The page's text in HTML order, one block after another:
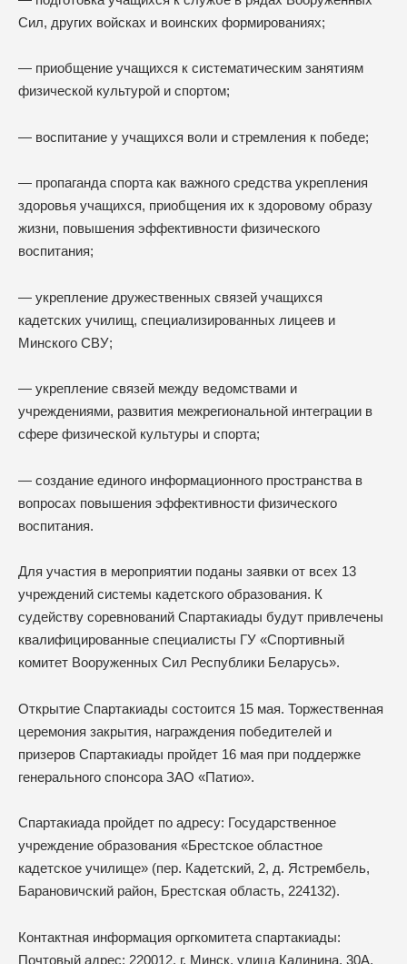
Сил, других войсках и воинских формированиях;
— приобщение учащихся к систематическим занятиям
физической культурой и спортом;
— воспитание у учащихся воли и стремления к победе;
— пропаганда спорта как важного средства укрепления
здоровья учащихся, приобщения их к здоровому образу
жизни, повышения эффективности физического
воспитания;
— укрепление дружественных связей учащихся
кадетских училищ, специализированных лицеев и
Минского СВУ;
— укрепление связей между ведомствами и
учреждениями, развития межрегиональной интеграции в
сфере физической культуры и спорта;
— создание единого информационного пространства в
вопросах повышения эффективности физического
воспитания.
Для участия в мероприятии поданы заявки от всех 13
учреждений системы кадетского образования. К
судейству соревнований Спартакиады будут привлечены
квалифицированные специалисты ГУ «Спортивный
комитет Вооруженных Сил Республики Беларусь».
Открытие Спартакиады состоится 15 мая. Торжественная
церемония закрытия, награждения победителей и
призеров Спартакиады пройдет 16 мая при поддержке
генерального спонсора ЗАО «Патио».
Спартакиада пройдет по адресу: Государственное
учреждение образования «Брестское областное
кадетское училище» (пер. Кадетский, 2, д. Ястрембель,
Барановичский район, Брестская область, 224132).
Контактная информация оргкомитета спартакиады:
Почтовый адрес: 220012, г. Минск, улица Калинина, 30А,